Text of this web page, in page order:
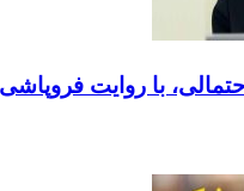
با روایت